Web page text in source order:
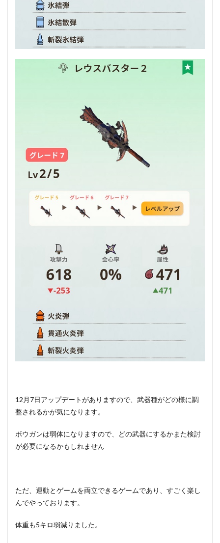
12月7日アップデートがありますので、武器種がどの様に調
整されるかが気になります。
ボウガンは弱体になりますので、どの武器にするかまた検討
が必要になるかもしれません
ただ、運動とゲームを両立できるゲームであり、すごく楽し
んでやっております。
体重も5キロ弱減りました。